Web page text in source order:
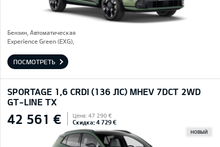
Бензин, Автоматическая
Experience Green (EXG),
ПОСМОТРЕТЬ
SPORTAGE 1,6 CRDI (136 ЛС) MHEV 7DCT 2WD
GT-LINE TX
42 561 € Цена: 47 290 €
Скидка: 4 729 €
НОВЫЙ